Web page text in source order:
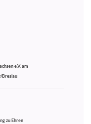
e.V. am
Breslau
zu Ehren